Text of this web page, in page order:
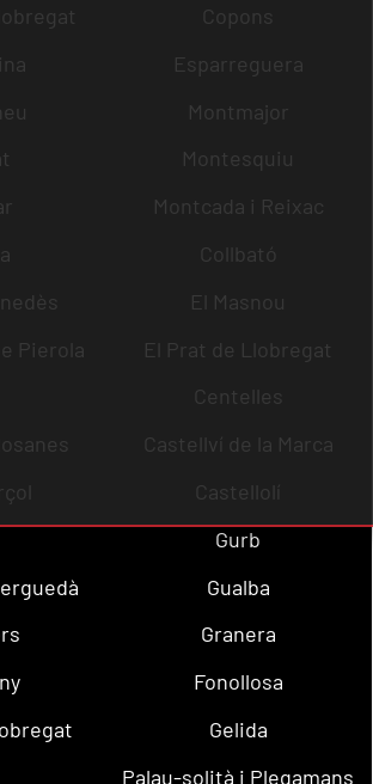
Copons
Esparreguera
Montmajor
Montesquiu
Montcada i Reixac
Collbató
El Masnou
Pierola
El Prat de Llobregat
Centelles
Castellví de la Marca
Castellolí
Gurb
Gualba
Granera
Fonollosa
Gelida
Palau-solità i Plegamans